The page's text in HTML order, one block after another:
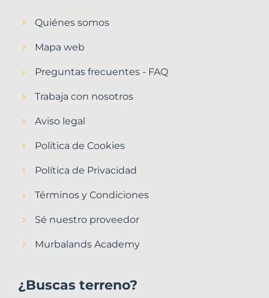
Quiénes somos
Mapa web
Preguntas frecuentes - FAQ
Trabaja con nosotros
Aviso legal
Política de Cookies
Política de Privacidad
Términos y Condiciones
Sé nuestro proveedor
Murbalands Academy
¿Buscas terreno?